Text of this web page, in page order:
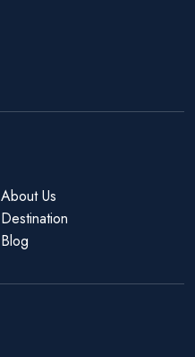
About Us
Destination
Blog